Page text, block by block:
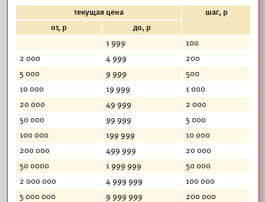
текущая цена
шаг, р
от, р
до, р
1 999
100
2 000
4 999
200
5 000
9 999
500
10 000
19 999
1 000
20 000
49 999
2 000
50 000
99 999
5 000
100 000
199 999
10 000
200 000
499 999
20 000
50 0000
1 999 999
50 000
2 000 000
4 999 999
100 000
5 000 000
9 999 999
200 000